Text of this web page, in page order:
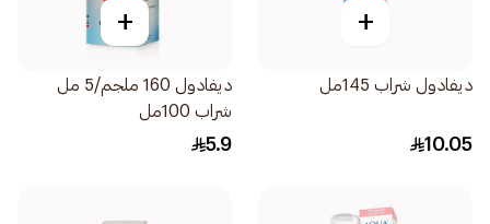
+
ديفادول شراب 145مل
10.05
+
ديفادول 160 ملجم/5 مل
شراب 100مل
5.9